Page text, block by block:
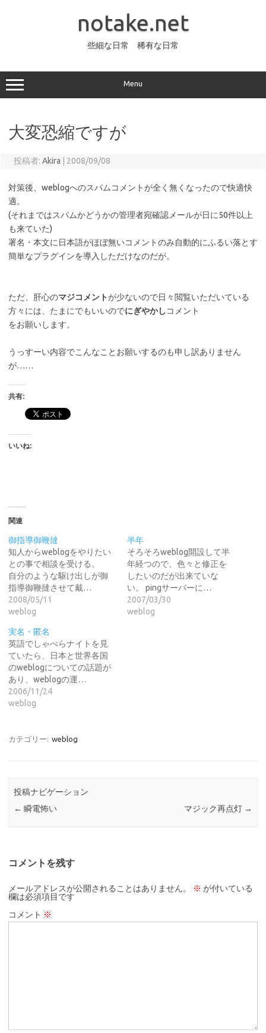
ッ
プ
notake.net
些細な日常 稀有な日常
Menu
大変恐縮ですが
投稿者: Akira 2008/09/08
対策後、weblogへのスパムコメントが全く無くなったので快適快
適。
(それまではスパムかどうかの管理者宛確認メールが日に50件以上
も来ていた)
署名・本文に日本語がほぼ無いコメントのみ自動的にふるい落とす
簡単なプラグインを導入しただけなのだが。
ただ、肝心のマジコメントが少ないので日々閲覧いただいている
方々には、たまにでもいいのでにぎやかしコメント
をお願いします。
うっすーい内容でこんなことお願いするのも申し訳ありません
が……
共有:
いいね:
関連
御指導御鞭撻
知人からweblogをやりたい
との事で相談を受ける。
自分のような駆け出しが御
指導御鞭撻させて戴…
2008/05/11
weblog
半年
そろそろweblog開設して半
年経つので、色々と修正を
したいのだが出来ていな
い。 pingサーバーに…
2007/03/30
weblog
実名・匿名
英語でしゃべらナイトを見
ていたら、日本と世界各国
のweblogについての話題が
あり、weblogの運…
2006/11/24
weblog
カテゴリー: weblog
投稿ナビゲーション
← 瞬電怖い マジック再点灯 →
コメントを残す
メールアドレスが公開されることはありません。 ※ が付いている
欄は必須項目です
コメント ※